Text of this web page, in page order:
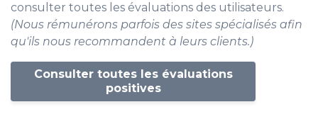
consulter toutes les évaluations des utilisateurs.
(Nous rémunérons parfois des sites spécialisés afin
qu'ils nous recommandent à leurs clients.)
Consulter toutes les évaluations
positives